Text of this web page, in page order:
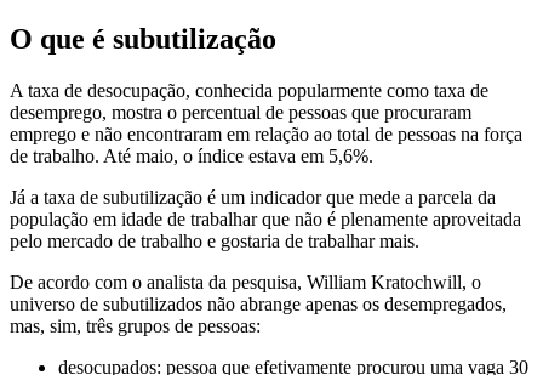
O que é subutilização
A taxa de desocupação, conhecida popularmente como taxa de
desemprego, mostra o percentual de pessoas que procuraram
emprego e não encontraram em relação ao total de pessoas na força
de trabalho. Até maio, o índice estava em 5,6%.
Já a taxa de subutilização é um indicador que mede a parcela da
população em idade de trabalhar que não é plenamente aproveitada
pelo mercado de trabalho e gostaria de trabalhar mais.
De acordo com o analista da pesquisa, William Kratochwill, o
universo de subutilizados não abrange apenas os desempregados,
mas, sim, três grupos de pessoas:
desocupados: pessoa que efetivamente procurou uma vaga 30